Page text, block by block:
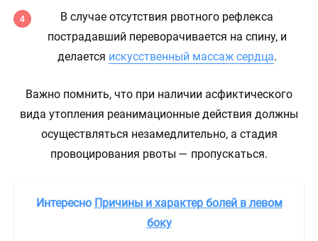
В случае отсутствия рвотного рефлекса
пострадавший переворачивается на спину, и
делается искусственный массаж сердца.
Важно помнить, что при наличии асфиктического
вида утопления реанимационные действия должны
осуществляться незамедлительно, а стадия
провоцирования рвоты — пропускаться.
Интересно Причины и характер болей в левом
боку